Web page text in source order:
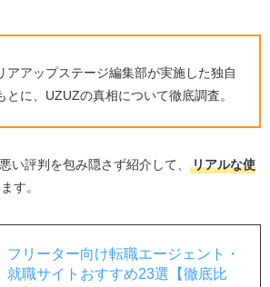
アアップステージ編集部が実施した独自
とに、UZUZの真相について徹底調査。
い評判を包み隠さず紹介して、
リアルな使
す。
フリーター向け転職エージェント・
就職サイトおすすめ23選【徹底比